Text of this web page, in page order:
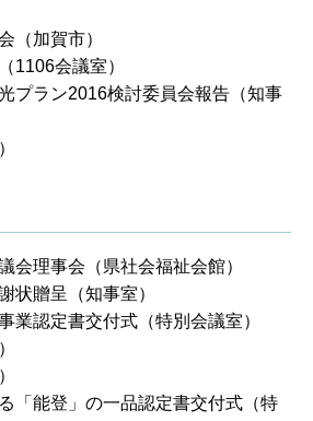
（加賀市）
1106会議室）
プラン2016検討委員会報告（知事
会理事会（県社会福祉会館）
状贈呈（知事室）
業認定書交付式（特別会議室）
「能登」の一品認定書交付式（特